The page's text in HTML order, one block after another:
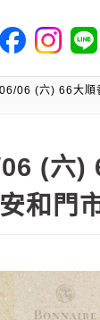
06 (六) 66大順
(六)
和門